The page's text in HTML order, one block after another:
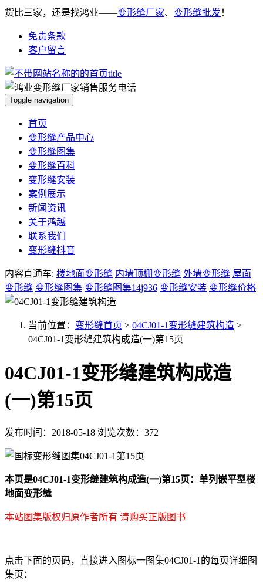
货比三家，还是找鸿业——变形缝厂家、 变形缝批发 ！
免责条款
客户留言
Toggle navigation
首页
变形缝产品中心
变形缝图集
变形缝百科
变形缝安装
案例展示
新闻资讯
关于鸿越
联系我们
变形缝抖音
内容直通车: 楼地面变形缝 内墙顶棚变形缝 外墙变形缝 屋面
变形缝 变形缝图集 变形缝图集14j936 变形缝安装 变形缝价格
当前位置： 变形缝首页 > 04CJ01-1变形缝建筑构造 >
04CJ01-1变形缝建筑构成造(一)第15页
04CJ01-1变形缝建筑构成造
(一)第15页
发布时间：2018-05-18 浏览次数：372
本页是04CJ01-1变形缝建筑构成造(一)第15页：单列嵌平型楼
地面变形缝
本站图集版权归原作者所有 请购买正版图书
点击下面的页码，直接进入图标一图集04CJ01-1的每页详细图
集页：